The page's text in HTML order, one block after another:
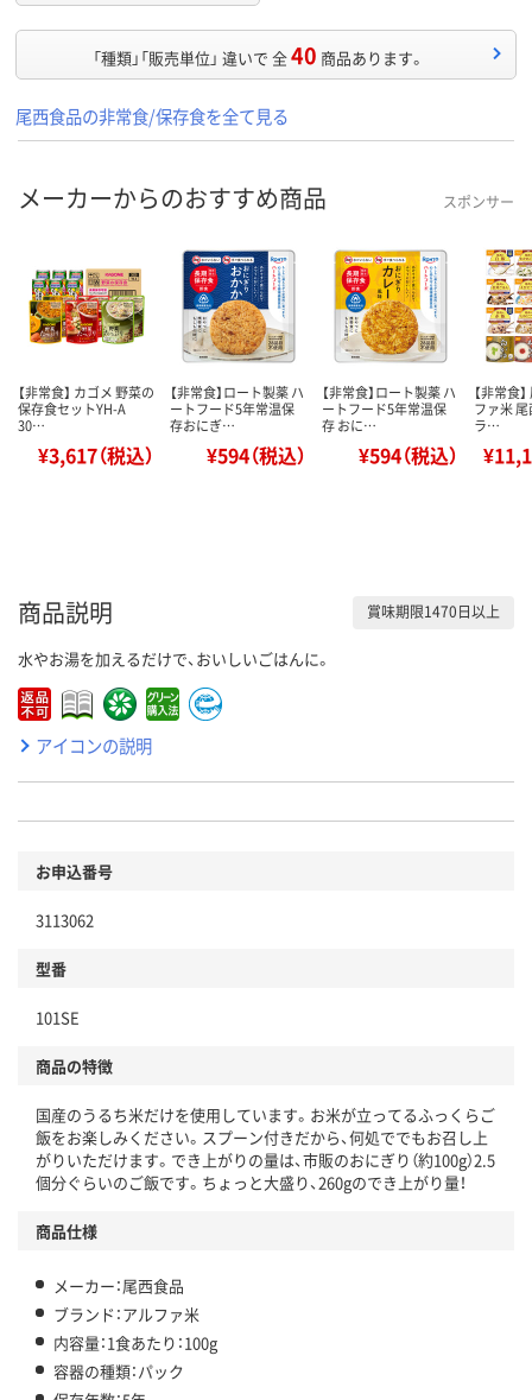
「種類」「販売単位」 違いで 全40 商品あります。
尾西食品の非常食/保存食を全て見る
メーカーからのおすすめ商品 スポンサー
【非常食】 カゴメ 野菜の
保存食セットYH-A
30…
¥3,617（税込）
【非常食】ロート製薬 ハ
ートフード5年常温保
存おにぎ…
¥594（税込）
【非常食】ロート製薬 ハ
ートフード5年常温保
存 おに…
¥594（税込）
【非常食
ファ米
ラ…
商品説明 賞味期限1470日以上
水やお湯を加えるだけで、おいしいごはんに。
アイコンの説明
お申込番号
3113062
型番
101SE
商品の特徴
国産のうるち米だけを使用しています。お米が立ってるふっくらご
飯をお楽しみください。スプーン付きだから、何処ででもお召し上
がりいただけます。でき上がりの量は、市販のおにぎり（約100g）2.5
個分ぐらいのご飯です。ちょっと大盛り、260gのでき上がり量！
商品仕様
メーカー：尾西食品
ブランド：アルファ米
内容量：1食あたり：100g
容器の種類：パック